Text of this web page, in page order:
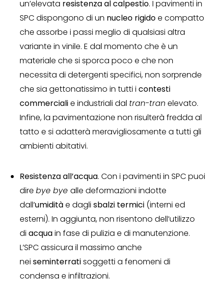
un’elevata resistenza al calpestio. I pavimenti in
SPC dispongono di un nucleo rigidoe compatto
che assorbe i passi meglio di qualsiasi altra
variante in vinile. E dal momento che è un
materiale che si sporca poco e che non
necessita di detergenti specifici, non sorprende
che sia gettonatissimo in tutti i contesti
commercialie industriali dal tran-tran elevato.
Infine, la pavimentazione non risulterà fredda al
tatto e si adatterà meravigliosamente a tutti gli
ambienti abitativi.
Resistenza all’acqua. Con i pavimenti in SPC puoi
dire bye bye alle deformazioni indotte
dall’umiditàe dagli sbalzi termici (interni ed
esterni). In aggiunta, non risentono dell’utilizzo
di acquain fase di pulizia e di manutenzione.
L’SPC assicura il massimo anche
nei seminterratisoggetti a fenomeni di
condensa e infiltrazioni.